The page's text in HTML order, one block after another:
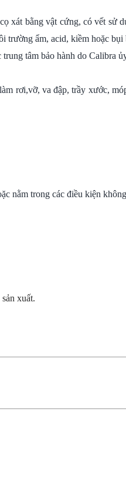
xát bằng vật cứng, có vết sử
trường ẩm, acid, kiềm hoặc bụi
tâm bảo hành do Calibra
rơi,vỡ, va đập, trầy xước,
nằm trong các điều kiện
xuất.